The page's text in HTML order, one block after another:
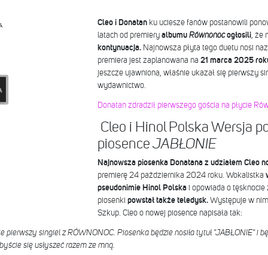
Cleo i Donatanku uciesze fanów postanowili
latach od premieryalbumuRównonocogłosili, że
kontynuacja.Najnowsza płyta tego duetu nosi
premiera jest zaplanowana na 21 marca 2025
jeszcze ujawniona, właśnie ukazał się pierwszy
wydawnictwo.
Donatan zdradził pierwszego gościa na płycie
Cleo i Hinol Polska Wersja
piosence JABŁONIE
Najnowsza piosenka Donatana z udziałem Cleo
premierę 24 października 2024 roku. Wokalistka
pseudonimie Hinol Polska
i opowiada o
piosenki powstał także teledysk.Występuje w
Szkup. Cleo o nowej piosence napisała tak:
pierwszy singiel z RÓWNONOC. Piosenka będzie nosiła tytuł "JABŁONIE" i
się usłyszeć razem ze mną.